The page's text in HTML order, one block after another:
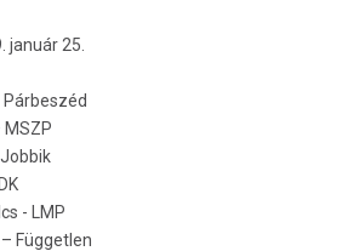
január 25.
- LMP
Független